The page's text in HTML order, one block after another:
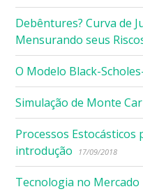
Debêntures? Curva de
Mensurando seus
O Modelo Black-
Simulação de Monte
Processos Estocásticos
introdução
17/09/2018
Tecnologia no Mercado